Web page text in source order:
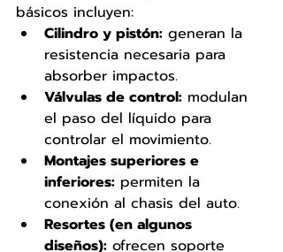
básicos incluyen:
Cilindro y pistón: generan la
resistencia necesaria para
absorber impactos.
Válvulas de control: modulan
el paso del líquido para
controlar el movimiento.
Montajes superiores e
inferiores: permiten la
conexión al chasis del auto.
Resortes (en algunos
diseños): ofrecen soporte